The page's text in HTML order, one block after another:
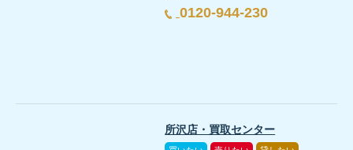
0120-944-230
所沢店・買取センター